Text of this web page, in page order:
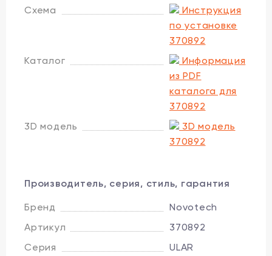
Схема
Инструкция
по установке
370892
Каталог
Информация
из PDF
каталога для
370892
3D модель
3D модель
370892
Производитель, серия, стиль, гарантия
Бренд
Novotech
Артикул
370892
Серия
ULAR